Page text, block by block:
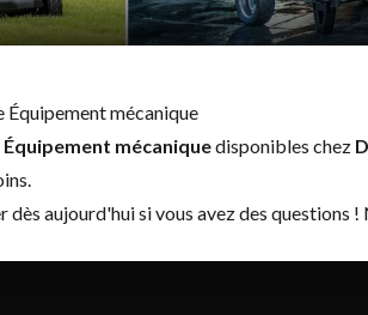
mécanique
Équipement mécaniquedisponibles chez
dès aujourd'hui si vous avez des questions